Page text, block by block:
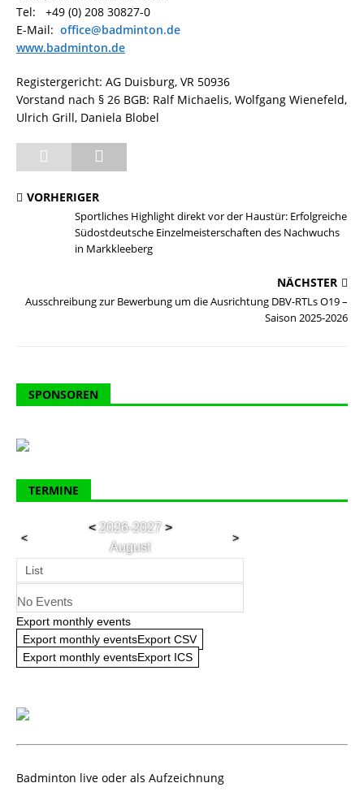
Tel: +49 (0) 208 30827-0
E-Mail: office@badminton.de
www.badminton.de
Registergericht: AG Duisburg, VR 50936
Vorstand nach § 26 BGB: Ralf Michaelis, Wolfgang Wienefeld,
Ulrich Grill, Daniela Blobel
VORHERIGER
Sportliches Highlight direkt vor der Haustür: Erfolgreiche
Südostdeutsche Einzelmeisterschaften des Nachwuchs
in Markkleeberg
NÄCHSTER
Ausschreibung zur Bewerbung um die Ausrichtung DBV-RTLs O19 –
Saison 2025-2026
SPONSOREN
TERMINE
<
<2026-2027 >
August
>
List
No Events
Export monthly events
Export monthly eventsExport CSV
Export monthly eventsExport ICS
Badminton live oder als Aufzeichnung